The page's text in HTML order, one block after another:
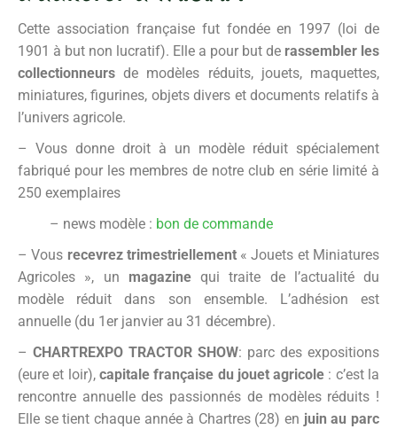
Cette association française fut fondée en 1997 (loi de
1901 à but non lucratif). Elle a pour but de rassembler les
collectionneurs de modèles réduits, jouets, maquettes,
miniatures, figurines, objets divers et documents relatifs à
l’univers agricole.
– Vous donne droit à un modèle réduit spécialement
fabriqué pour les membres de notre club en série limité à
250 exemplaires
– news modèle : bon de commande
– Vous recevrez trimestriellement« Jouets et Miniatures
Agricoles », un magazine qui traite de l’actualité du
modèle réduit dans son ensemble. L’adhésion est
annuelle (du 1er janvier au 31 décembre).
– CHARTREXPO TRACTOR SHOW: parc des expositions
(eure et loir), capitale française du jouet agricole : c’est la
rencontre annuelle des passionnés de modèles réduits !
Elle se tient chaque année à Chartres (28) en juin au parc